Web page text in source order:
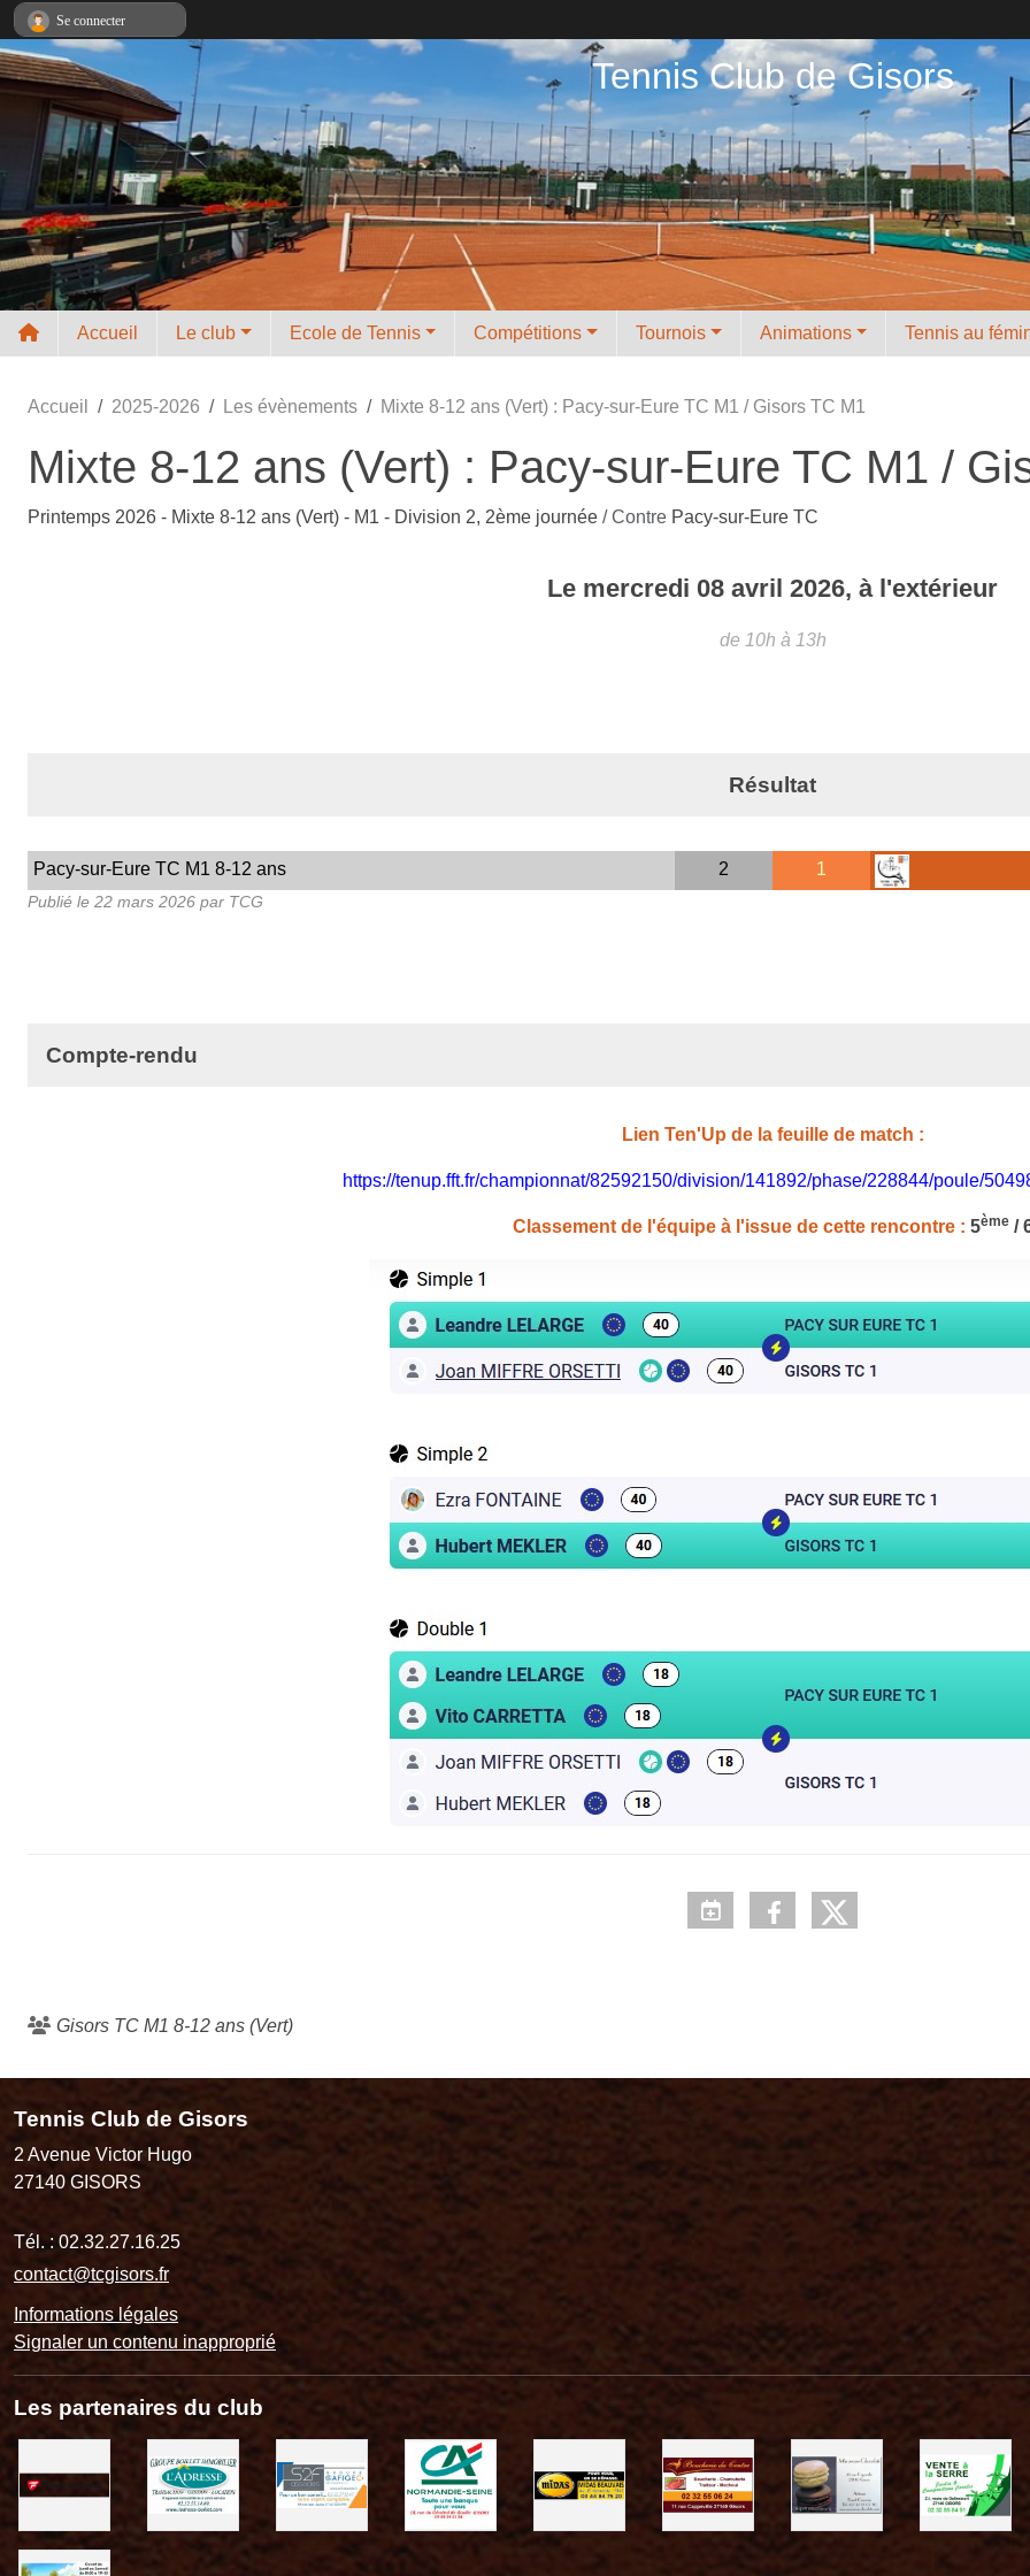
Tennis Club de Gisors
Accueil Le club Ecole de Tennis Compétitions Tournois Animations Tennis au
Accueil 2025-2026 Les évènements Mixte 8-12 ans (Vert) : Pacy-sur-Eure TC M1 / Gisors TC M1
Mixte 8-12 ans (Vert) : Pacy-sur-Eure TC M1 /
Printemps 2026 - Mixte 8-12 ans (Vert) - M1 - Division 2, 2ème journée / Contre Pacy-sur-Eure TC
Le mercredi 08 avril 2026, à l'extérieur
de 10h à 13h
Résultat
Pacy-sur-Eure TC M1 8-12 ans 2 1
Publié le 22 mars 2026 par TCG
Compte-rendu
Lien Ten'Up de la feuille de match :
https://tenup.fft.fr/championnat/82592150/division/141892/phase/228844/poule/
Classement de l'équipe à l'issue de cette rencontre : 5ème/
Gisors TC M1 8-12 ans (Vert)
Tennis Club de Gisors
2 Avenue Victor Hugo
27140 GISORS
Tél. : 02.32.27.16.25
contact@tcgisors.fr
Informations légales
Signaler un contenu inapproprié
Les partenaires du club
Se connecter
Panneau de gestion des cookies